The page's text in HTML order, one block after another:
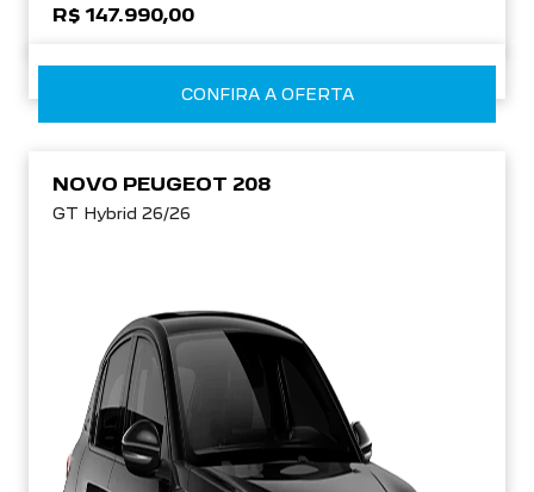
R$ 147.990,00
CONFIRA A OFERTA
NOVO PEUGEOT 208
GT Hybrid 26/26